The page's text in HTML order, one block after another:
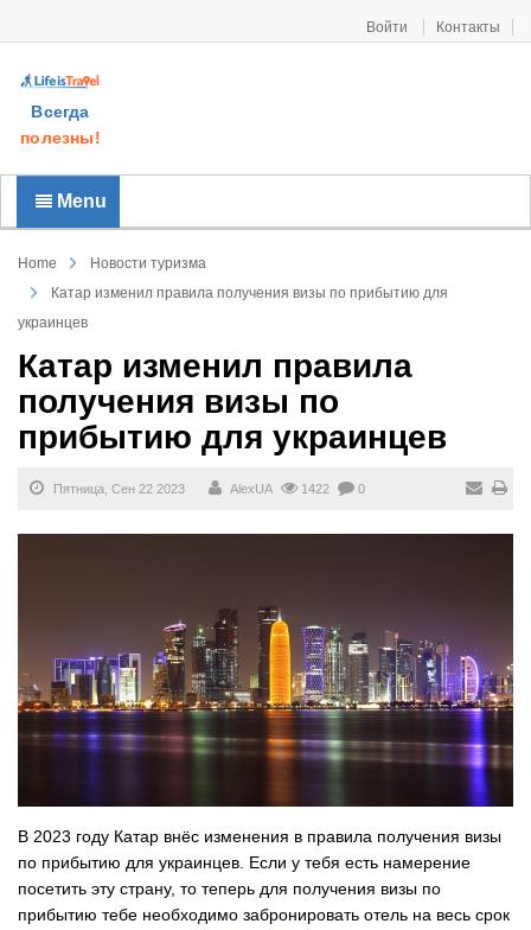
Войти Контакты
Всегда
полезны!
Menu
Home
Новости туризма
Катар изменил правила получения визы по прибытию для
украинцев
Катар изменил правила
получения визы по
прибытию для украинцев
Пятница, Сен 22 2023 AlexUA 1422 0
В 2023 году Катар внёс изменения в правила получения визы
по прибытию для украинцев. Если у тебя есть намерение
посетить эту страну, то теперь для получения визы по
прибытию тебе необходимо забронировать отель на весь срок